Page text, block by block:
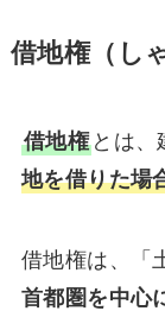
借地権（し
借地権 とは、
地を借りた場
借地権は、「
首都圏を中心